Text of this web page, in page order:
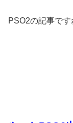
PSO2の記事です